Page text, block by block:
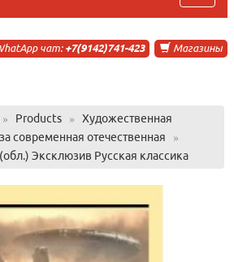
Магазины
чат: +7(9142)741-423
» Products »
Художественная
современная отечественная
»
Эксклюзив Русская классика